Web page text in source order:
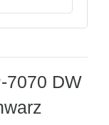
7070 DW